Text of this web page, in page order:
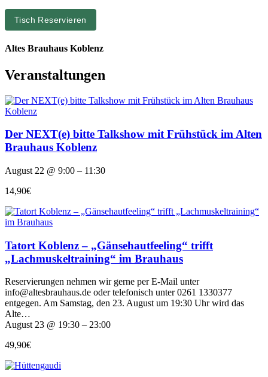
Tisch Reservieren
Altes Brauhaus Koblenz
Veranstaltungen
Der NEXT(e) bitte Talkshow mit Frühstück im Alten
Brauhaus Koblenz
August 22 @ 9:00 – 11:30
14,90€
Tatort Koblenz – „Gänsehautfeeling“ trifft
„Lachmuskeltraining“ im Brauhaus
Reservierungen nehmen wir gerne per E-Mail unter
info@altesbrauhaus.de oder telefonisch unter 0261 1330377
entgegen. Am Samstag, den 23. August um 19:30 Uhr wird das
Alte…
August 23 @ 19:30 – 23:00
49,90€